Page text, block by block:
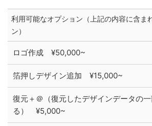
利用可能なオプション（上記の内容に含ま
ン）
ロゴ作成 ¥50,000~
箔押しデザイン追加 ¥15,000~
復元＋＠（復元したデザインデータの
る） ¥5,000~